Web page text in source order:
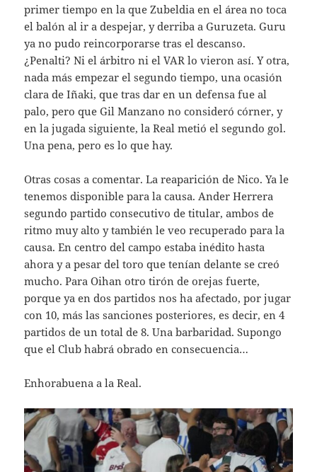
primer tiempo en la que Zubeldia en el área no toca
el balón al ir a despejar, y derriba a Guruzeta. Guru
ya no pudo reincorporarse tras el descanso.
¿Penalti? Ni el árbitro ni el VAR lo vieron así. Y otra,
nada más empezar el segundo tiempo, una ocasión
clara de Iñaki, que tras dar en un defensa fue al
palo, pero que Gil Manzano no consideró córner, y
en la jugada siguiente, la Real metió el segundo gol.
Una pena, pero es lo que hay.
Otras cosas a comentar. La reaparición de Nico. Ya le
tenemos disponible para la causa. Ander Herrera
segundo partido consecutivo de titular, ambos de
ritmo muy alto y también le veo recuperado para la
causa. En centro del campo estaba inédito hasta
ahora y a pesar del toro que tenían delante se creó
mucho. Para Oihan otro tirón de orejas fuerte,
porque ya en dos partidos nos ha afectado, por jugar
con 10, más las sanciones posteriores, es decir, en 4
partidos de un total de 8. Una barbaridad. Supongo
que el Club habrá obrado en consecuencia…
Enhorabuena a la Real.